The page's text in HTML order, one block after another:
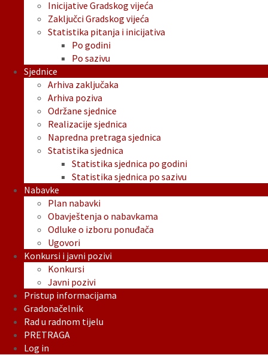
Inicijative Gradskog vijeća
Zaključci Gradskog vijeća
Statistika pitanja i inicijativa
Po godini
Po sazivu
Sjednice
Arhiva zaključaka
Arhiva poziva
Održane sjednice
Realizacije sjednica
Napredna pretraga sjednica
Statistika sjednica
Statistika sjednica po godini
Statistika sjednica po sazivu
Nabavke
Plan nabavki
Obavještenja o nabavkama
Odluke o izboru ponuđača
Ugovori
Konkursi i javni pozivi
Konkursi
Javni pozivi
Pristup informacijama
Gradonačelnik
Rad u radnom tijelu
PRETRAGA
Log in